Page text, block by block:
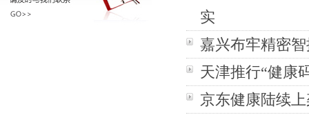
实
嘉兴布牢精密
天津推行“健康
京东健康陆续